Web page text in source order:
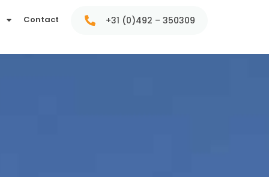
Contact +31 (0)492 – 350309